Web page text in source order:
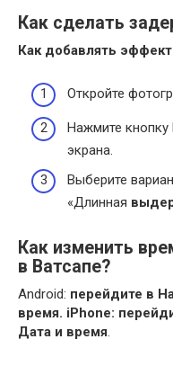
Как сделать
Как добавлять
Откройте
Нажмите кнопку
экрана.
Выберите
«Длинная
Как изменить
в Ватсапе?
Android: перейдите в
время. iPhone:
Дата и время.